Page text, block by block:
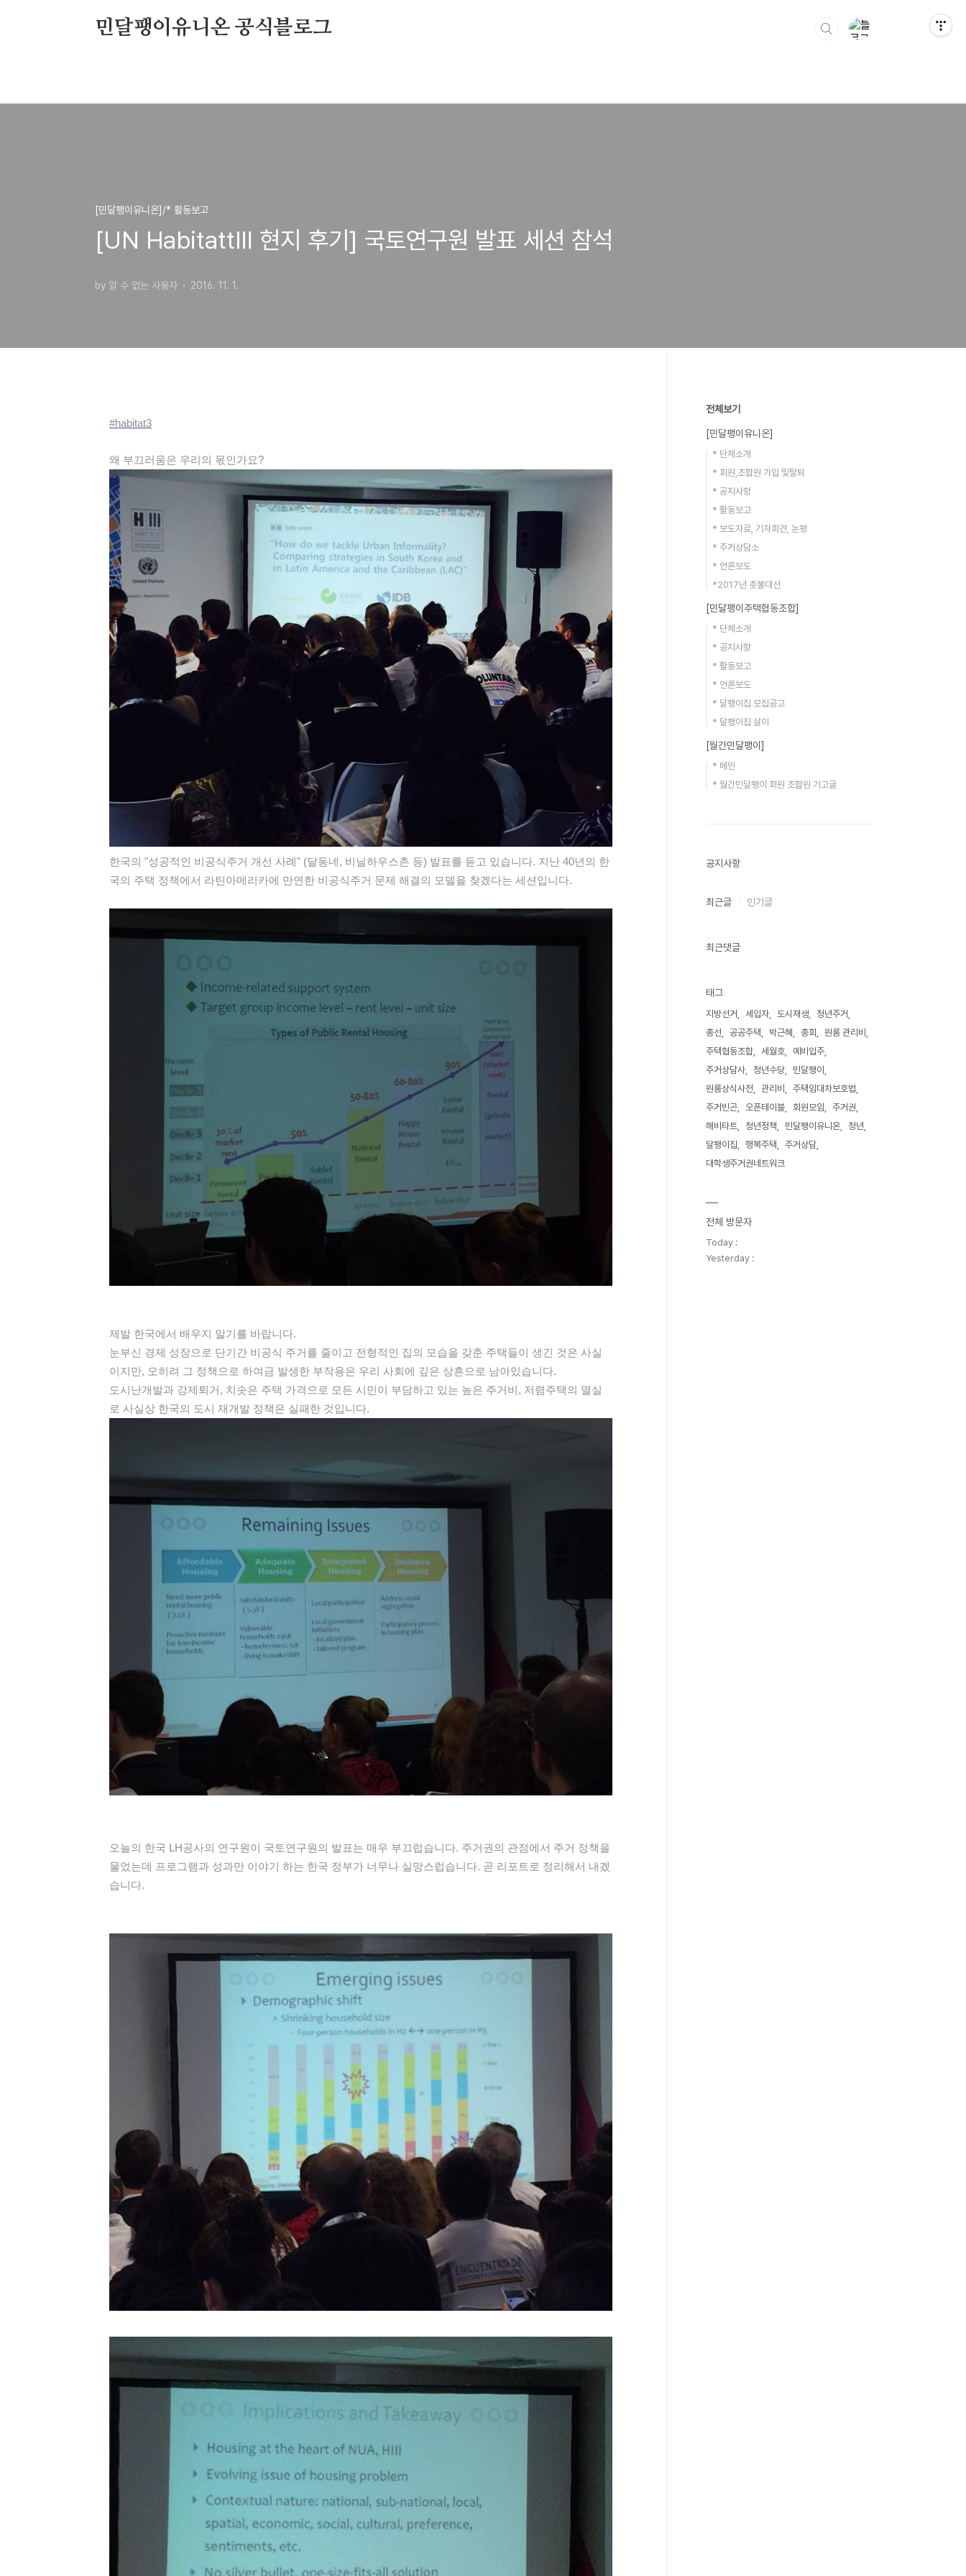
민달팽이유니온 공식블로그
[민달팽이유니온]/* 활동보고
[UN HabitattⅢ 현지 후기] 국토연구원 발표 세션 참석
by 알 수 없는 사용자 2016. 11. 1.
#habitat3
왜 부끄러움은 우리의 몫인가요?
한국의 "성공적인 비공식주거 개선 사례" (달동네, 비닐하우스촌 등) 발표를 듣고 있습니다. 지난 40년의 한
국의 주택 정책에서 라틴아메리카에 만연한 비공식주거 문제 해결의 모델을 찾겠다는 세션입니다.
제발 한국에서 배우지 말기를 바랍니다.
눈부신 경제 성장으로 단기간 비공식 주거를 줄이고 전형적인 집의 모습을 갖춘 주택들이 생긴 것은 사실
이지만, 오히려 그 정책으로 하여금 발생한 부작용은 우리 사회에 깊은 상흔으로 남아있습니다.
도시난개발과 강제퇴거, 치솟은 주택 가격으로 모든 시민이 부담하고 있는 높은 주거비, 저렴주택의 멸실
로 사실상 한국의 도시 재개발 정책은 실패한 것입니다.
오늘의 한국 LH공사의 연구원이 국토연구원의 발표는 매우 부끄럽습니다. 주거권의 관점에서 주거 정책을
물었는데 프로그램과 성과만 이야기 하는 한국 정부가 너무나 실망스럽습니다. 곧 리포트로 정리해서 내겠
습니다.
전체보기
[민달팽이유니온]
* 단체소개
* 회원,조합원 가입 및탈퇴
* 공지사항
* 활동보고
* 보도자료, 기자회견, 논평
* 주거상담소
* 언론보도
*2017년 촛불대선
[민달팽이주택협동조합]
* 단체소개
* 공지사항
* 활동보고
* 언론보도
* 달팽이집 모집공고
* 달팽이집 살이
[월간민달팽이]
* 메인
* 월간민달팽이 회원 조합원 기고글
공지사항
최근글 인기글
최근댓글
태그
지방선거 세입자 도시재생
청년주거
총선
공공주택 박근혜 총회
원룸 관리비
주택협동조합
세월호
예비입주
주거상담사
청년수당
민달팽이
원룸상식사전
관리비
주택임대차보호법
주거빈곤
오픈테이블 회원모임
주거권
해비타트
청년정책 민달팽이유니온
청년
달팽이집
행복주택
주거상담
대학생주거권네트워크
전체 방문자
Today :
Yesterday :